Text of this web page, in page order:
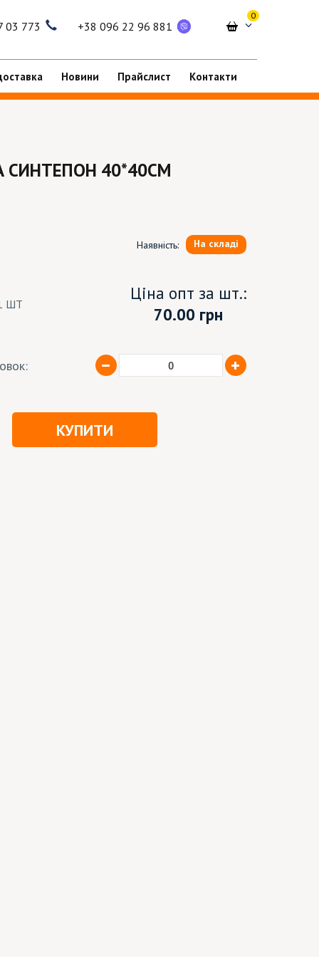
03 773 +38 096 22 96 881
0
Новини Прайслист Контакти
40*40СМ
Наявність: На складі
ШТ
Ціна опт за шт.:
70.00 грн
КУПИТИ